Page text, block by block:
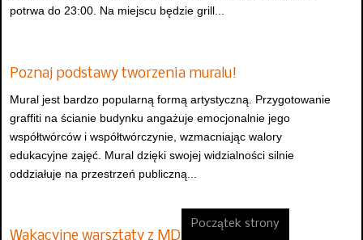
potrwa do 23:00. Na miejscu będzie grill...
Poznaj podstawy tworzenia muralu!
Mural jest bardzo popularną formą artystyczną. Przygotowanie
graffiti na ścianie budynku angażuje emocjonalnie jego
współtwórców i współtwórczynie, wzmacniając walory
edukacyjne zajęć. Mural dzięki swojej widzialności silnie
oddziałuje na przestrzeń publiczną...
Wakacyjne warsztaty z MDK
Początek strony